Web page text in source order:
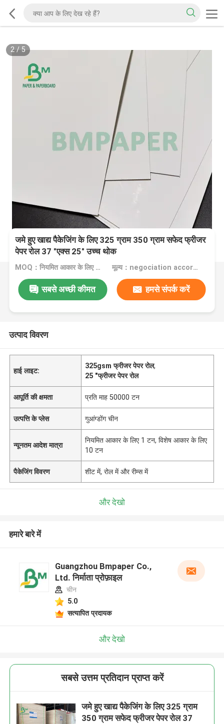
2/ 5
जमे हुए खाद्य पैकेजिंग के लिए 325 ग्राम 350 ग्राम सफेद फ्रीजर
पेपर रोल 37 "एक्स 25" उच्च थोक
MOQ：नियमित आकार के लिए 1 टन, विशेष आकार के लिए 10 टन मूल्य：negociation according to size, quantity and gsm
सबसे अच्छी कीमत हमसे संपर्क करें
उत्पाद विवरण
हाई लाइट:
325gsm फ्रीजर पेपर रोल,
25 "फ्रीजर पेपर रोल
आपूर्ति की क्षमता प्रति माह 50000 टन
उत्पत्ति के प्लेस गुआंग्डोंग चीन
न्यूनतम आदेश मात्रा
नियमित आकार के लिए 1 टन, विशेष आकार के लिए
10 टन
पैकेजिंग विवरण शीट में, रोल में और रीम्स में
और देखो
हमारे बारे में
Guangzhou Bmpaper Co.,
Ltd. निर्माता प्रोफ़ाइल
चीन
5.0
सत्यापित प्रदायक
और देखो
सबसे उत्तम प्रतिदान प्राप्त करें
जमे हुए खाद्य पैकेजिंग के लिए 325 ग्राम
350 ग्राम सफेद फ्रीजर पेपर रोल 37